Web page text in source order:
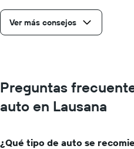
Ver más consejos
Preguntas
auto en Lausana
¿Qué tipo de auto se